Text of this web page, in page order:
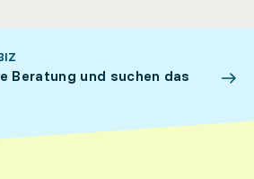
Beratung und suchen das